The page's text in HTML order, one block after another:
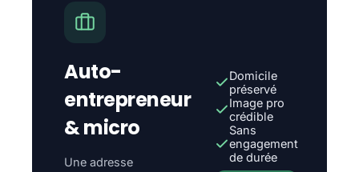
Auto-
entrepreneur
& micro
Une adresse
Domicile
préservé
Image pro
crédible
Sans
engagement
de durée